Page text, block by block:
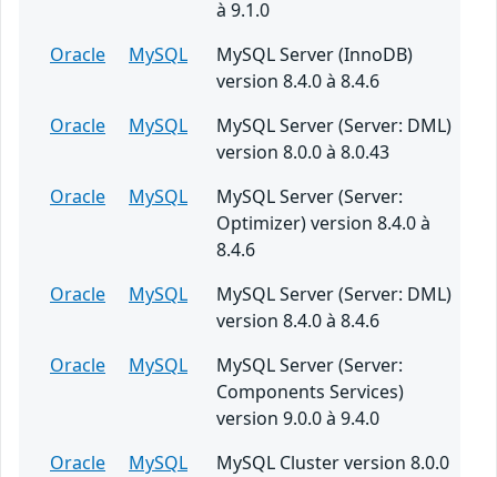
à 9.1.0
Oracle
MySQL
MySQL Server (InnoDB)
version 8.4.0 à 8.4.6
Oracle
MySQL
MySQL Server (Server: DML)
version 8.0.0 à 8.0.43
Oracle
MySQL
MySQL Server (Server:
Optimizer) version 8.4.0 à
8.4.6
Oracle
MySQL
MySQL Server (Server: DML)
version 8.4.0 à 8.4.6
Oracle
MySQL
MySQL Server (Server:
Components Services)
version 9.0.0 à 9.4.0
Oracle
MySQL
MySQL Cluster version 8.0.0